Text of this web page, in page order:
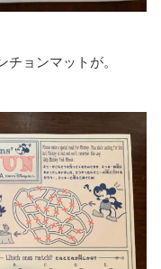
ョンマットが。